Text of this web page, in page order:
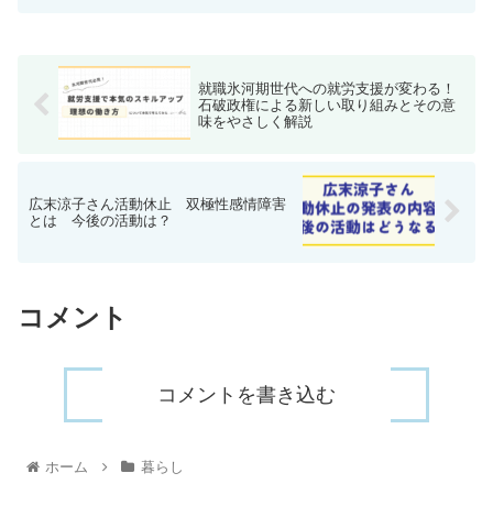
就職氷河期世代への就労支援が変わる！
石破政権による新しい取り組みとその意
味をやさしく解説
広末涼子さん活動休止 双極性感情障害
とは 今後の活動は？
コメント
コメントを書き込む
ホーム 暮らし